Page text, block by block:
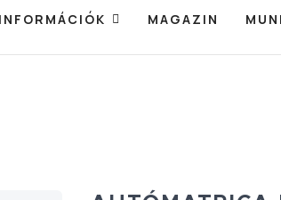
INFORMÁCIÓK MAGAZIN